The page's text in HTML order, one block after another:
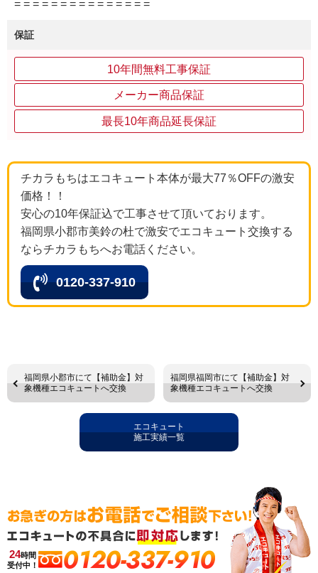
= = = = = = = = = = = = = = =
保証
10年間無料工事保証
メーカー商品保証
最長10年商品延長保証
チカラもちはエコキュート本体が最大77％OFFの激安
価格！！
安心の10年保証込で工事させて頂いております。
福岡県小郡市美鈴の杜で激安でエコキュート交換する
ならチカラもちへお電話ください。
0120-337-910
福岡県小郡市にて【補助金】対
象機種エコキュートへ交換
福岡県福岡市にて【補助金】対
象機種エコキュートへ交換
エコキュート
施工実績一覧
24時間
受付中！
0120-337-910